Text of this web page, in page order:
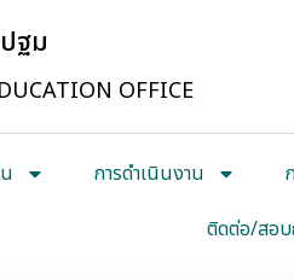
ฐม
OFFICE
การดำเนินงาน
ติดต่อ/สอบ